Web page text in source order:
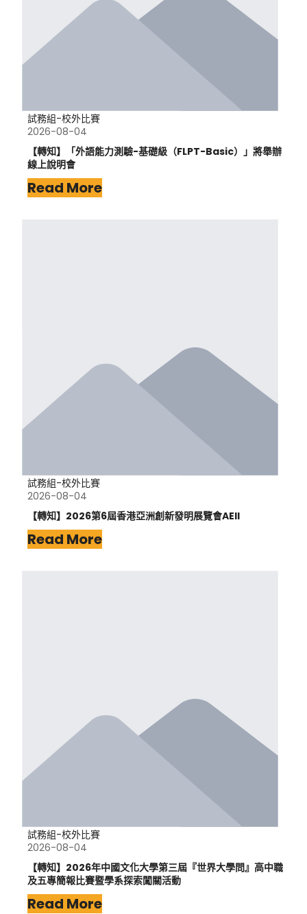
試務組-校外比賽
2026-08-04
【轉知】「外語能力測驗-基礎級（FLPT-Basic）」將舉辦
線上說明會
Read More
試務組-校外比賽
2026-08-04
【轉知】2026第6屆香港亞洲創新發明展覽會AEII
Read More
試務組-校外比賽
2026-08-04
【轉知】2026年中國文化大學第三屆『世界大學問』高中職
及五專簡報比賽暨學系探索闖關活動
Read More